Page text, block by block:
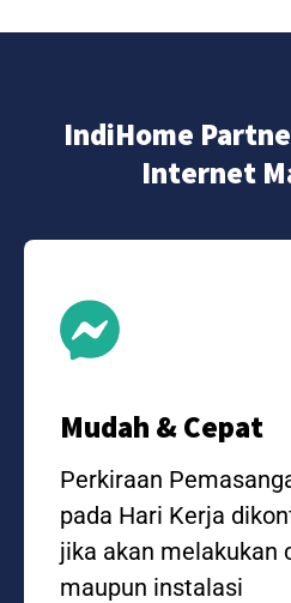
IndiHome
Internet
Mudah & Cepat
Perkiraan
pada Hari Kerja
jika akan melakukan
maupun instalasi